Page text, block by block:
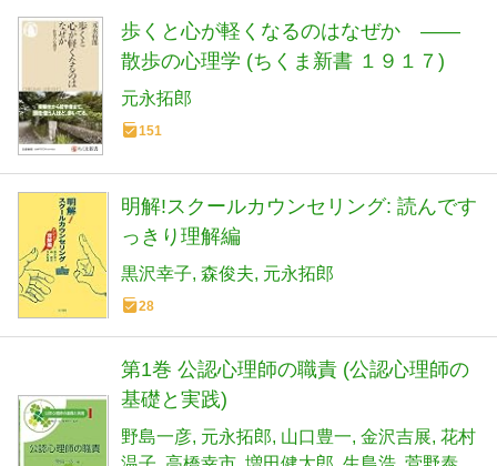
歩くと心が軽くなるのはなぜか ――
散歩の心理学 (ちくま新書 １９１７)
元永拓郎
151
明解!スクールカウンセリング: 読んです
っきり理解編
黒沢幸子 森俊夫 元永拓郎
28
第1巻 公認心理師の職責 (公認心理師の
基礎と実践)
野島一彦 元永拓郎 山口豊一 金沢吉展 花村